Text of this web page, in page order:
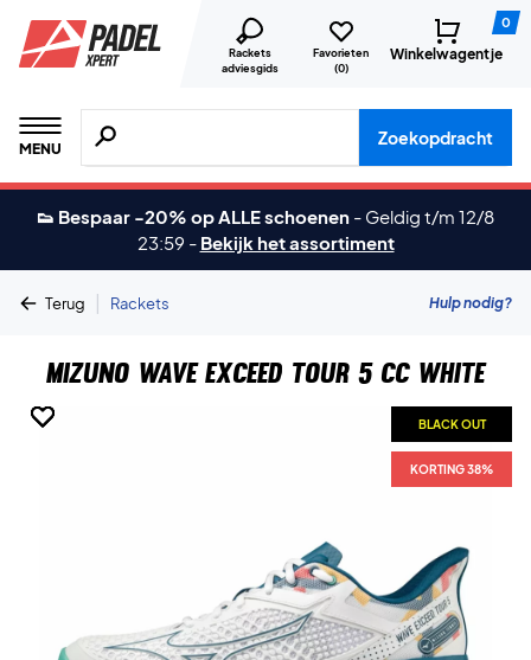
Rackets
adviesgids
Favorieten
(0)
0
Winkelwagentje
MENU
Zoeken naar producten, merken etc.
Zoekopdracht
👟 Bespaar -20% op ALLE schoenen - Geldig t/m 12/8
23:59 - Bekijk het assortiment
Terug | Rackets Hulp nodig?
Mizuno Wave Exceed Tour 5 CC White
BLACK OUT
KORTING 38%
BLACK OUT
KORTING 38%
BLACK OUT
KORTING 38%
BLACK OUT
KORTING 38%
BLACK OUT
KORTING 38%